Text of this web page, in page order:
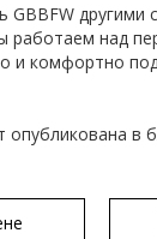
работаем над
и комфортно
в